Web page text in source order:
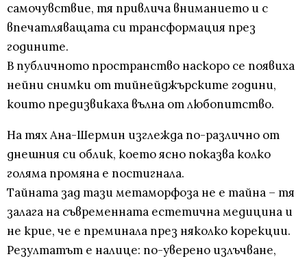
самочувствие, тя привлича вниманието и с
впечатляващата си трансформация през
годините.
В публичното пространство наскоро се появиха
нейни снимки от тийнейджърските години,
които предизвикаха вълна от любопитство.
На тях Ана-Шермин изглежда по-различно от
днешния си облик, което ясно показва колко
голяма промяна е постигнала.
Тайната зад тази метаморфоза не е тайна – тя
залага на съвременната естетична медицина и
не крие, че е преминала през няколко корекции.
Резултатът е налице: по-уверено излъчване,